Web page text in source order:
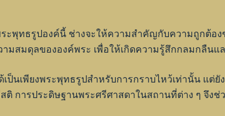
ะพุทธรูปองค์นี้ ช่างจะให้ความสำคัญกับความถูกต้อ
มสมดุลขององค์พระ เพื่อให้เกิดความรู้สึกกลมกลืนแ
ป็นเพียงพระพุทธรูปสำหรับการกราบไหว้เท่านั้น แต่
ติ การประดิษฐานพระศรีศาสดาในสถานที่ต่าง ๆ จึง